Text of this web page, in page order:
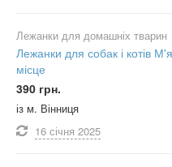
Лежанки для домашніх тварин
Лежанки для собак і котів
місце
390 грн.
із м. Вінниця
16 січня 2025